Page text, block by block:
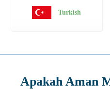
Turkish
Apakah Aman